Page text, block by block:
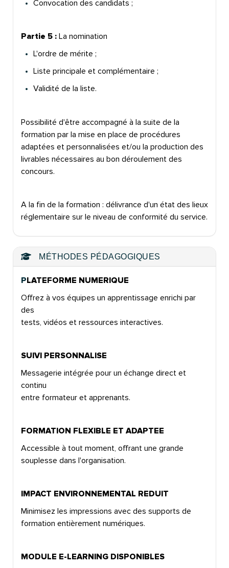
Convocation des candidats ;
Partie 5 : La nomination
L'ordre de mérite ;
Liste principale et complémentaire ;
Validité de la liste.
Possibilité d'être accompagné à la suite de la
formation par la mise en place de procédures
adaptées et personnalisées et/ou la production des
livrables nécessaires au bon déroulement des
concours.
A la fin de la formation : délivrance d'un état des lieux
réglementaire sur le niveau de conformité du service.
MÉTHODES PÉDAGOGIQUES
PLATEFORME NUMERIQUE
Offrez à vos équipes un apprentissage enrichi par
des
tests, vidéos et ressources interactives.
SUIVI PERSONNALISE
Messagerie intégrée pour un échange direct et
continu
entre formateur et apprenants.
FORMATION FLEXIBLE ET ADAPTEE
Accessible à tout moment, offrant une grande
souplesse dans l'organisation.
IMPACT ENVIRONNEMENTAL REDUIT
Minimisez les impressions avec des supports de
formation entièrement numériques.
MODULE E-LEARNING DISPONIBLES